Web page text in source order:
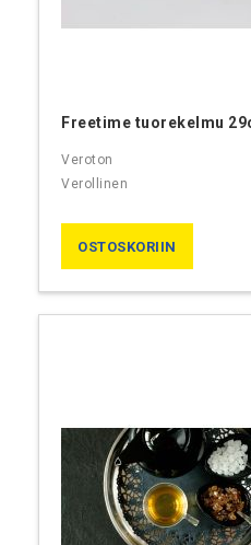
Freetime tuorekelmu
OSTOSKORIIN